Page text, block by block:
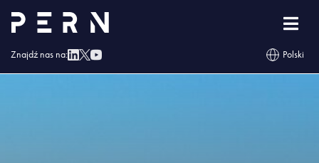
Znajdź nas na: Polski
Strona główna »Blog »Naftoport z Grupy PERN: pierwsze półrocze 2023